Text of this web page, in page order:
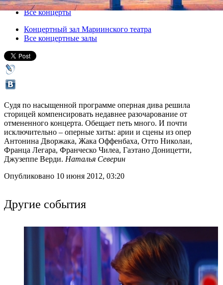
Все концерты
Концертный зал Мариинского театра
Все концертные залы
Судя по насыщенной программе оперная дива решила
сторицей компенсировать недавнее разочарование от
отмененного концерта. Обещает петь много. И почти
исключительно – оперные хиты: арии и сцены из опер
Антонина Дворжака, Жака Оффенбаха, Отто Николаи,
Франца Легара, Франческо Чилеа, Гаэтано Доницетти,
Джузеппе Верди. Наталья Северин
Опубликовано 10 июня 2012, 03:20
Другие события